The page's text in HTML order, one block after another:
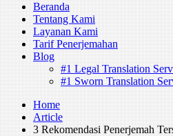
Beranda
Tentang Kami
Layanan Kami
Tarif Penerjemahan
Blog
#1 Legal Translation
#1 Sworn Translation
Home
Article
3 Rekomendasi Penerjemah